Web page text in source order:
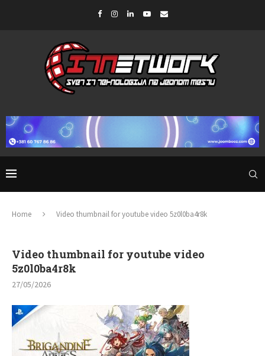
Home Video thumbnail for youtube video 5z0l0ba4r8k
Video thumbnail for youtube video
5z0l0ba4r8k
27/05/2026